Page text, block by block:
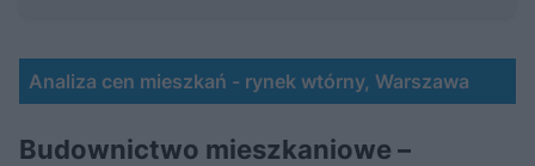
Analiza cen mieszkań - rynek wtórny, Warszawa
Budownictwo mieszkaniowe –